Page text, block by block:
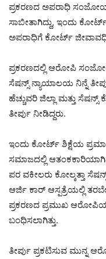
ಪ್ರಕರಣದ ಅಪರಾಧಿ
ಸಾಬೀತಾಗಿದ್ದು, ಇಂದು
ಅಪರಾಧಿಗೆ ಕೋರ್ಟ್ ಜೀವಾವಧಿ
ಪ್ರಕರಣದಲ್ಲಿ ಆರೋಪಿ
ಸೆಷನ್ಸ್ ನ್ಯಾಯಾಲಯ ನಿನ್ನೆ
ಹೆಚ್ಚುವರಿ ಜಿಲ್ಲಾ ಮತ್ತು
ತೀರ್ಪು ನೀಡಿದ್ದರು.
ಇಂದು ಕೋರ್ಟ್ ಶಿಕ್ಷೆಯ
ಸಮಾಜದಲ್ಲಿ
ಪರ ವಕೀಲರು ಕೋಲ್ಕತ್ತಾ
ಆರ್ಜಿ ಕಾರ್ ಆಸ್ಪತ್ರೆಯಲ್ಲಿ
ಪ್ರಕರಣದ ಪ್ರಮುಖ
ಬಂಧಿಸಲಾಗಿತ್ತು.
ತೀರ್ಪು ಪ್ರಕಟಿಸುವ ಮುನ್ನ